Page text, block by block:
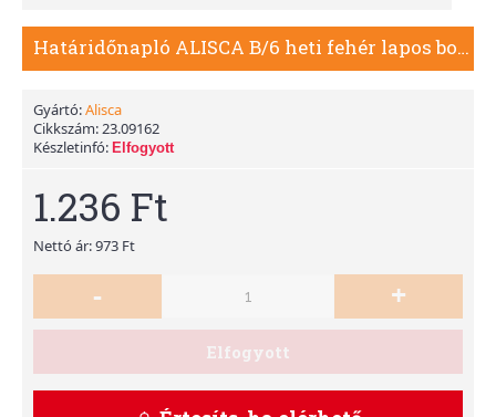
Határidőnapló ALISCA B/6 heti fehér lapos bordó 2026.
Gyártó:Alisca
Cikkszám:23.09162
Készletinfó: Elfogyott
1.236 Ft
Nettó ár: 973 Ft
- +
Elfogyott